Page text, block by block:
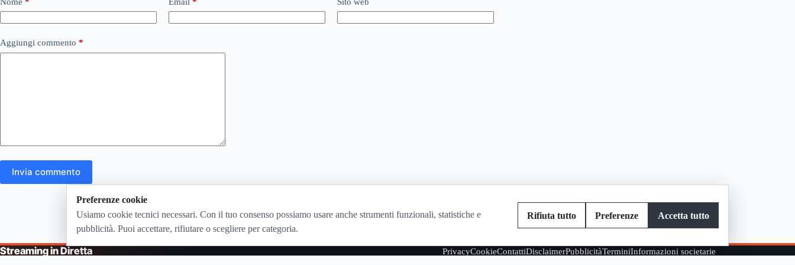
Aggiungi commento *
Invia commento
Streaming in Diretta PrivacyCookieContattiDisclaimerPubblicitàTerminiInformazioni societarie
Preferenze cookie
Usiamo cookie tecnici necessari. Con il tuo consenso possiamo usare anche strumenti funzionali, statistiche e
pubblicità. Puoi accettare, rifiutare o scegliere per categoria.
Rifiuta tutto Preferenze Accetta tutto